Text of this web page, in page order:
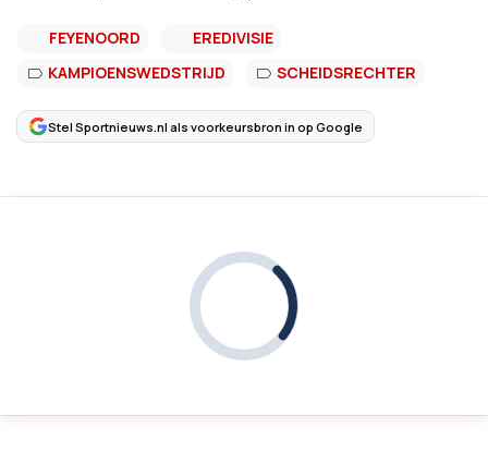
FEYENOORD
EREDIVISIE
KAMPIOENSWEDSTRIJD
SCHEIDSRECHTER
Stel Sportnieuws.nl als voorkeursbron in op Google